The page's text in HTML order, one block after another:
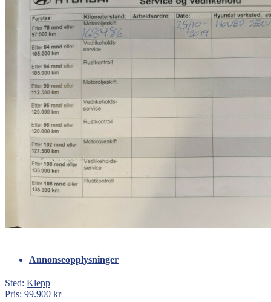
Annonseopplysninger
Sted: Klepp
Pris: 99.900 kr